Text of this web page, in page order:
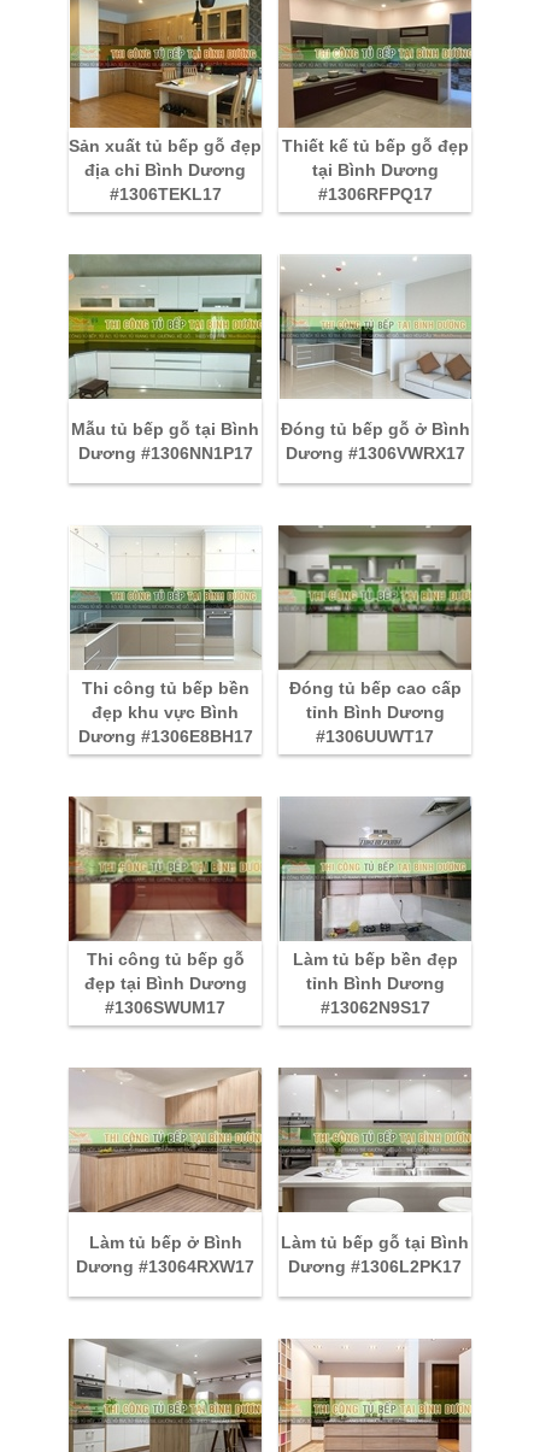
Sản xuất tủ bếp gỗ đẹp
địa chỉ Bình Dương
#1306TEKL17
Thiết kế tủ bếp gỗ đẹp
tại Bình Dương
#1306RFPQ17
Mẫu tủ bếp gỗ tại Bình
Dương #1306NN1P17
Đóng tủ bếp gỗ ở Bình
Dương #1306VWRX17
Thi công tủ bếp bền
đẹp khu vực Bình
Dương #1306E8BH17
Đóng tủ bếp cao cấp
tỉnh Bình Dương
#1306UUWT17
Thi công tủ bếp gỗ
đẹp tại Bình Dương
#1306SWUM17
Làm tủ bếp bền đẹp
tỉnh Bình Dương
#13062N9S17
Làm tủ bếp ở Bình
Dương #13064RXW17
Làm tủ bếp gỗ tại Bình
Dương #1306L2PK17